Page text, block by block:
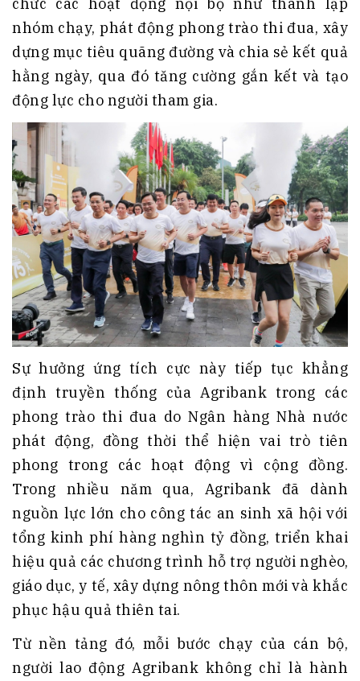
chức các hoạt động nội bộ như thành lập
nhóm chạy, phát động phong trào thi đua, xây
dựng mục tiêu quãng đường và chia sẻ kết quả
hằng ngày, qua đó tăng cường gắn kết và tạo
động lực cho người tham gia.
Sự hưởng ứng tích cực này tiếp tục khẳng
định truyền thống của Agribank trong các
phong trào thi đua do Ngân hàng Nhà nước
phát động, đồng thời thể hiện vai trò tiên
phong trong các hoạt động vì cộng đồng.
Trong nhiều năm qua, Agribank đã dành
nguồn lực lớn cho công tác an sinh xã hội với
tổng kinh phí hàng nghìn tỷ đồng, triển khai
hiệu quả các chương trình hỗ trợ người nghèo,
giáo dục, y tế, xây dựng nông thôn mới và khắc
phục hậu quả thiên tai.
Từ nền tảng đó, mỗi bước chạy của cán bộ,
người lao động Agribank không chỉ là hành